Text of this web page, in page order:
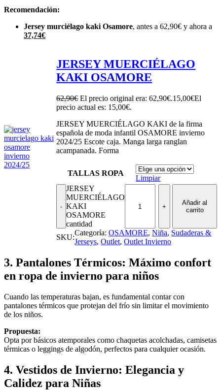
Recomendación:
Jersey murciélago kaki Osamore, antes a 62,90€ y ahora a
37,74€
JERSEY MUERCIÉLAGO
KAKI OSAMORE
62,90€ El precio original era: 62,90€.15,00€El
precio actual es: 15,00€.
JERSEY MUERCIÉLAGO KAKI de la firma
española de moda infantil OSAMORE invierno
2024/25 Escote caja. Manga larga ranglan
acampanada. Forma
TALLAS ROPA
Limpiar
JERSEY
MUERCIÉLAGO
KAKI
OSAMORE
cantidad
Añadir al
carrito
SKU:
Categoría:OSAMORE,Niña, Sudaderas &
Jerseys,Outlet,Outlet Invierno
3. Pantalones Térmicos: Máximo confort
en ropa de invierno para niños
Cuando las temperaturas bajan, es fundamental contar con
pantalones térmicos que protejan del frío sin limitar el movimiento
de los niños.
Propuesta:
Opta por básicos atemporales como chaquetas acolchadas, camisetas
térmicas o leggings de algodón, perfectos para cualquier ocasión.
4. Vestidos de Invierno: Elegancia y
Calidez para Niñas